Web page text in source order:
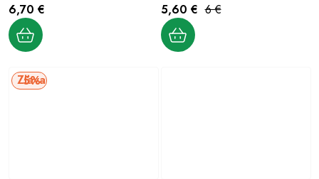
6,70 € 5,60 € 6 €
5%